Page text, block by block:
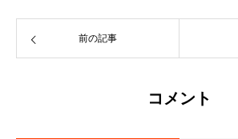
前の記事
コメント